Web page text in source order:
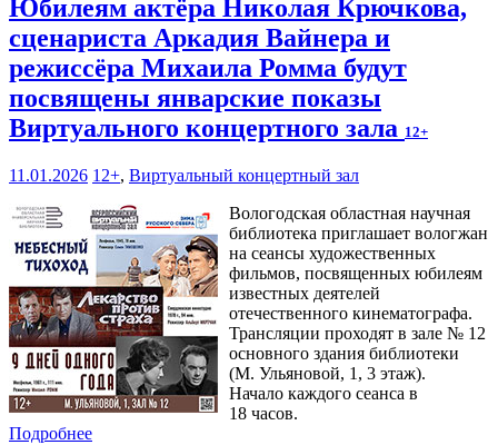
Юбилеям актёра Николая Крючкова,
сценариста Аркадия Вайнера и
режиссёра Михаила Ромма будут
посвящены январские показы
Виртуального концертного зала 12+
11.01.2026 12+, Виртуальный концертный зал
Вологодская областная научная
библиотека приглашает вологжан
на сеансы художественных
фильмов, посвященных юбилеям
известных деятелей
отечественного кинематографа.
Трансляции проходят в зале № 12
основного здания библиотеки
(М. Ульяновой, 1, 3 этаж).
Начало каждого сеанса в
18 часов.
Подробнее